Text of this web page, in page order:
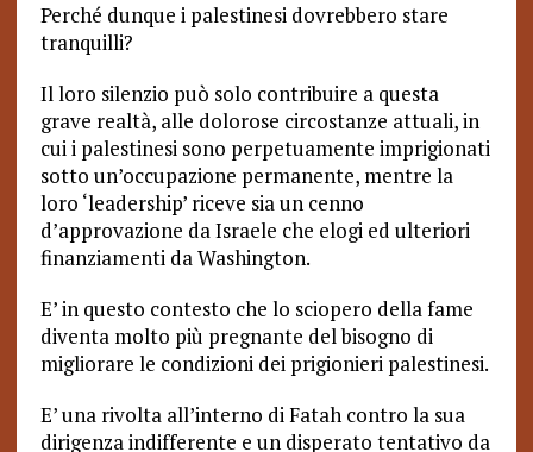
Perché dunque i palestinesi dovrebbero stare
tranquilli?
Il loro silenzio può solo contribuire a questa
grave realtà, alle dolorose circostanze attuali, in
cui i palestinesi sono perpetuamente imprigionati
sotto un’occupazione permanente, mentre la
loro ‘leadership’ riceve sia un cenno
d’approvazione da Israele che elogi ed ulteriori
finanziamenti da Washington.
E’ in questo contesto che lo sciopero della fame
diventa molto più pregnante del bisogno di
migliorare le condizioni dei prigionieri palestinesi.
E’ una rivolta all’interno di Fatah contro la sua
dirigenza indifferente e un disperato tentativo da